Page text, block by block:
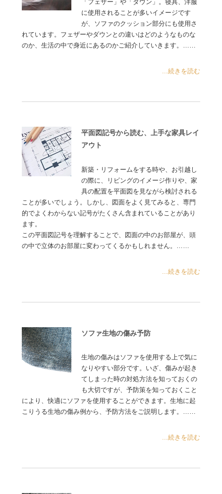
「フェザー」や「ダウン」。寝具、洋服
に使用されることが多いイメージです
が、ソファのクッション部分にも使用さ
れています。フェザーやダウンとの違いはどのようなものな
のか、生活の中で身近にあるのかご紹介していきます。……
...続きを読む
平面図記号から読む、上手な家具レイ
アウト
新築・リフォームをする時や、お引越し
の際に、リビングのイメージ作りや、家
具の配置を平面図を見ながら検討される
ことが多いでしょう。しかし、図面をよく見てみると、専門
的でよくわからない記号がたくさん含まれていることがあり
ます。
この平面図記号を理解することで、図面の中のお部屋が、頭
の中で立体のお部屋に変わってくるかもしれません。……
...続きを読む
ソファ生地の傷み予防
生地の傷みはソファを使用する上で気に
なりやすい部分です。いざ、傷みが起き
てしまった時の対処方法を知っておくの
も大切ですが、予防策を知っておくこと
により、快適にソファを使用することができます。生地に起
こりうる生地の傷み例から、予防方法をご説明します。……
...続きを読む